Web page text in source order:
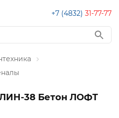
+7 (4832) 31-77-77
38 Бетон ЛОФТ